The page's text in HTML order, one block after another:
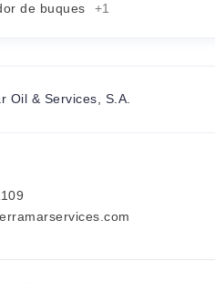
de buques +1
Oil & Services, S.A.